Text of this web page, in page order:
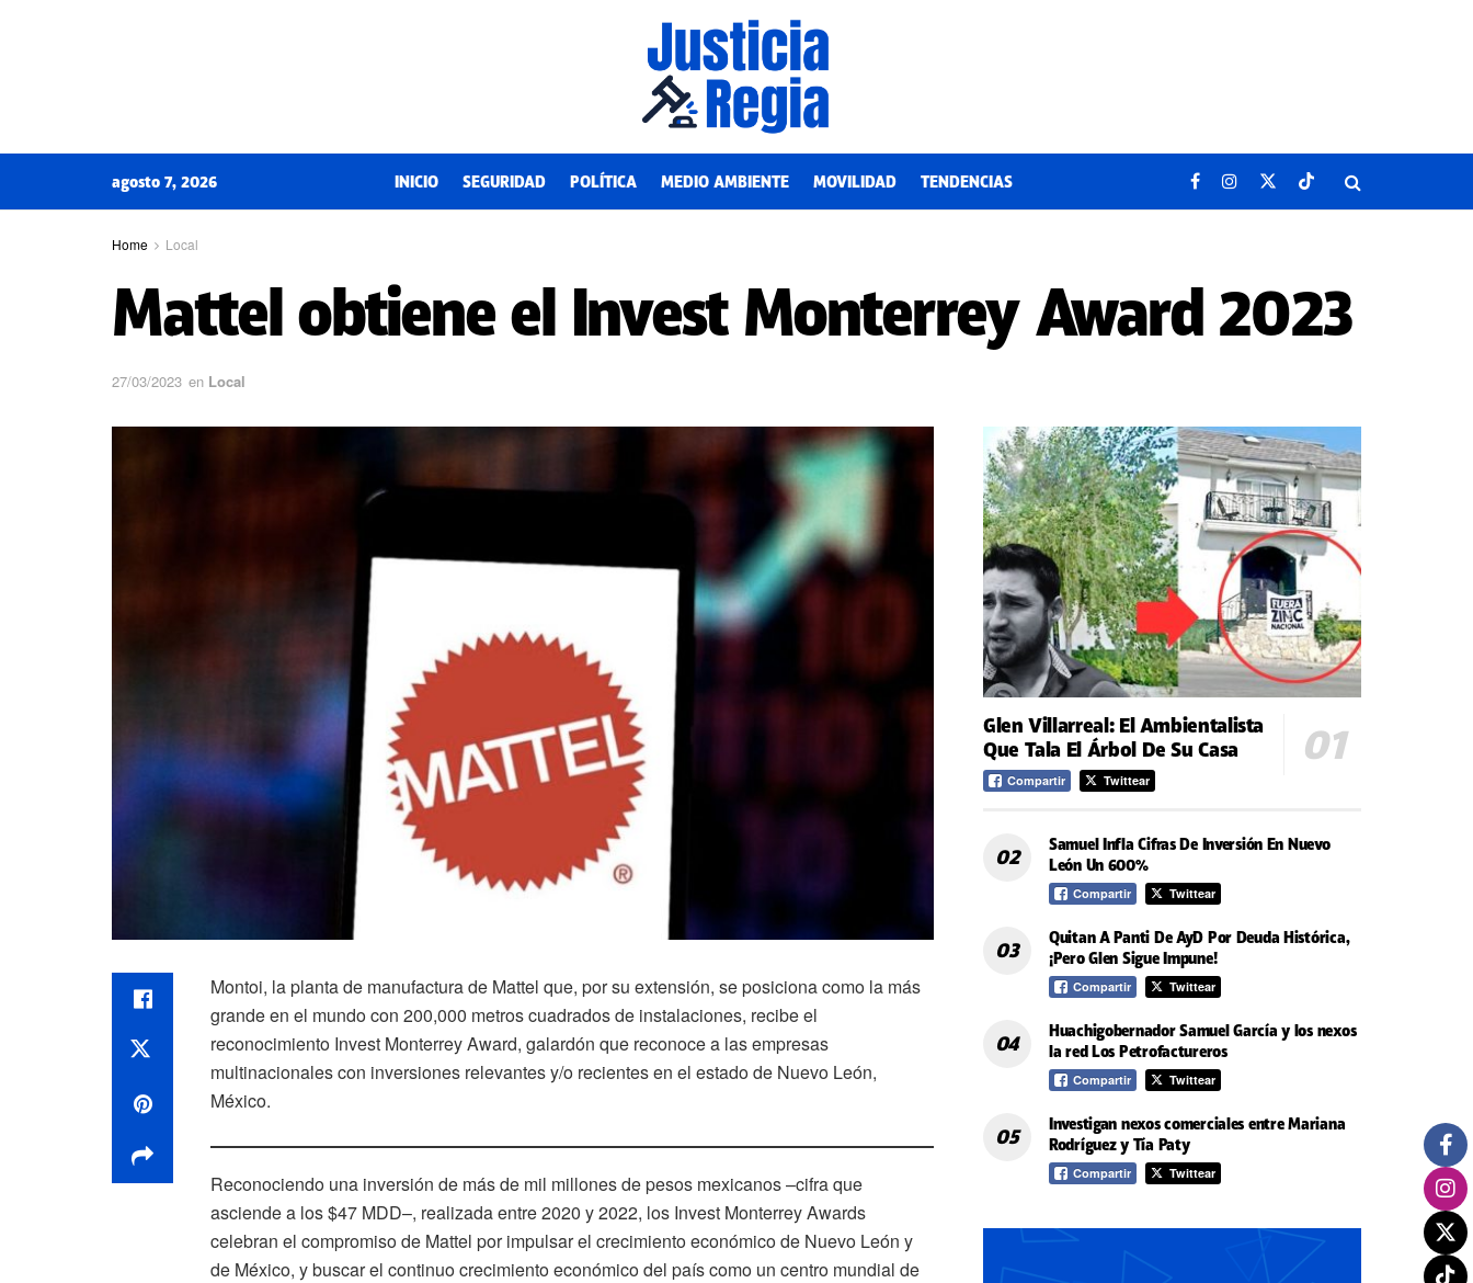
agosto 7, 2026 INICIO SEGURIDAD POLÍTICA MEDIO AMBIENTE MOVILIDAD TENDENCIAS
Home Local
Mattel obtiene el Invest Monterrey Award 2023
27/03/2023 en Local
Montoi, la planta de manufactura de Mattel que, por su extensión, se posiciona como la más
grande en el mundo con 200,000 metros cuadrados de instalaciones, recibe el
reconocimiento Invest Monterrey Award, galardón que reconoce a las empresas
multinacionales con inversiones relevantes y/o recientes en el estado de Nuevo León,
México.
Reconociendo una inversión de más de mil millones de pesos mexicanos –cifra que
asciende a los $47 MDD–, realizada entre 2020 y 2022, los Invest Monterrey Awards
celebran el compromiso de Mattel por impulsar el crecimiento económico de Nuevo León y
de México, y buscar el continuo crecimiento económico del país como un centro mundial de
Glen Villarreal: El Ambientalista
Que Tala El Árbol De Su Casa
Compartir Twittear
Samuel Infla Cifras De Inversión En Nuevo
León Un 600%
Compartir Twittear
Quitan A Panti De AyD Por Deuda Histórica,
¡Pero Glen Sigue Impune!
Compartir Twittear
Huachigobernador Samuel García y los nexos
la red Los Petrofactureros
Compartir Twittear
Investigan nexos comerciales entre Mariana
Rodríguez y Tía Paty
Compartir Twittear